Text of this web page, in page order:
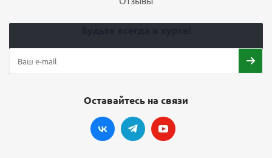
Оставайтесь на связи